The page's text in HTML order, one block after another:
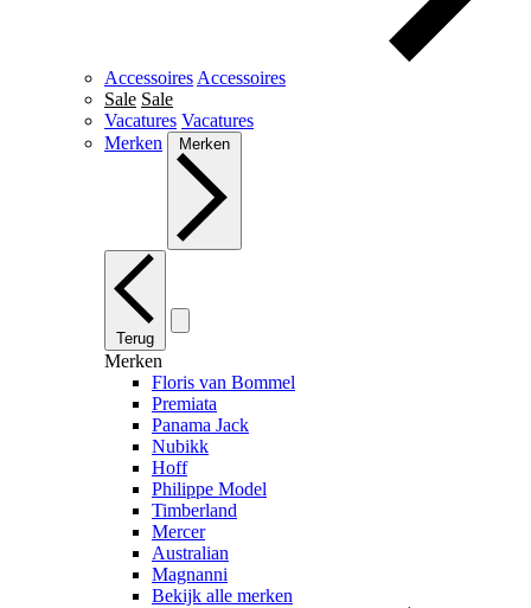
Accessoires Accessoires
Sale Sale
Vacatures Vacatures
Merken
Merken
Terug
Merken
Floris van Bommel
Premiata
Panama Jack
Nubikk
Hoff
Philippe Model
Timberland
Mercer
Australian
Magnanni
Bekijk alle merken